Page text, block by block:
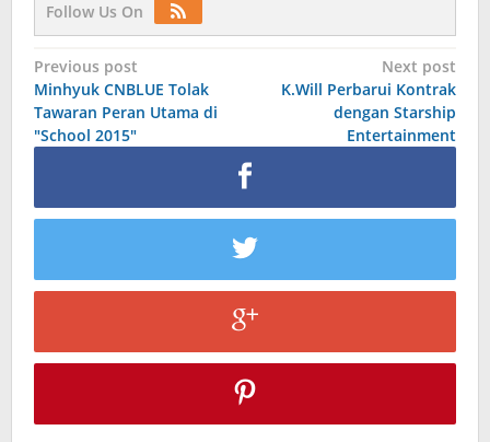
Follow Us On
Post
navigation
Previous post
Minhyuk CNBLUE Tolak
Tawaran Peran Utama di
"School 2015"
Next post
K.Will Perbarui Kontrak
dengan Starship
Entertainment